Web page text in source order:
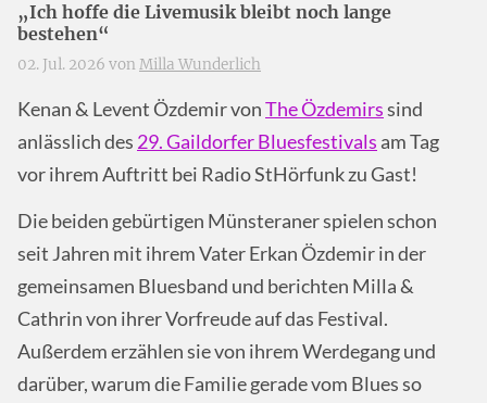
„Ich hoffe die Livemusik bleibt noch lange
bestehen“
02. Jul. 2026 von Milla Wunderlich
Kenan & Levent Özdemir vonThe Özdemirssind
anlässlich des 29. Gaildorfer Bluesfestivals am Tag
vor ihrem Auftritt bei Radio StHörfunk zu Gast!
Die beiden gebürtigen Münsteraner spielen schon
seit Jahren mit ihrem Vater Erkan Özdemir in der
gemeinsamen Bluesband und berichten Milla &
Cathrin von ihrer Vorfreude auf das Festival.
Außerdem erzählen sie von ihrem Werdegang und
darüber, warum die Familie gerade vom Blues so